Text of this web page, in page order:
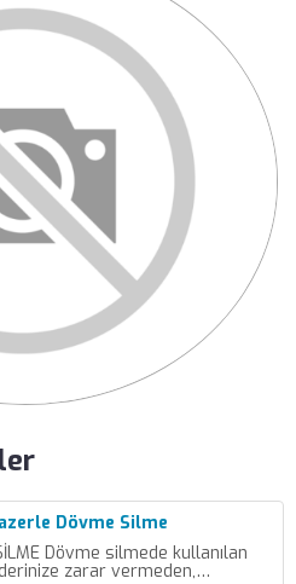
Dövme Silme
Dövme silmede kullanılan
zarar vermeden,…